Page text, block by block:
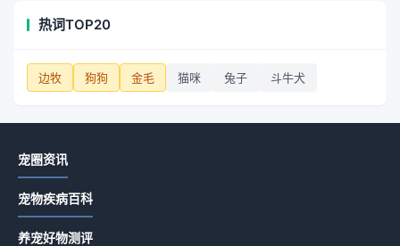
热词TOP20
边牧 狗狗 金毛 猫咪 兔子 斗牛犬
宠圈资讯
宠物疾病百科
养宠好物测评